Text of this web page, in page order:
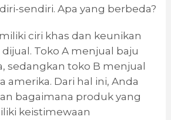
sendiri. Apa yang berbeda?
ciri khas dan keunikan
Toko A menjual baju
sedangkan toko B menjual
amerika. Dari hal ini, Anda
bagaimana produk yang
keistimewaan